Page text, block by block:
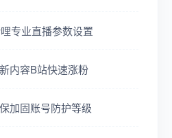
专业直播参数设置
内容B站快速涨粉
加固账号防护等级